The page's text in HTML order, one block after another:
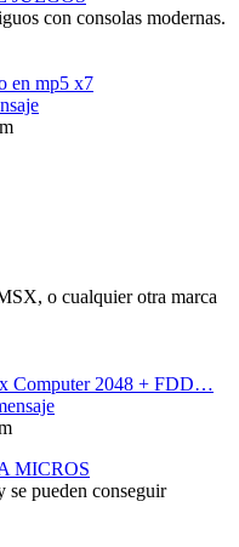
con consolas modernas.
en mp5 x7
o cualquier otra marca
Computer 2048 + FDD…
MICROS
pueden conseguir